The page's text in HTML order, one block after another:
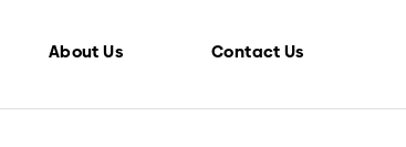
About Us Contact Us